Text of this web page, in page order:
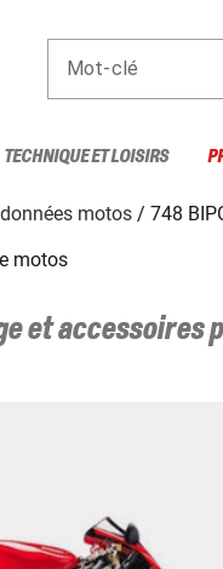
Mot-clé
TECHNIQUE ET LOISIRS
motos
748
motos
et accessoires